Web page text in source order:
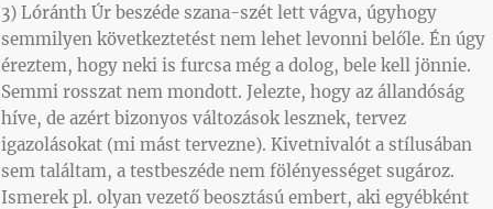
3) Lóránth Úr beszéde szana-szét lett vágva, úgyhogy
semmilyen következtetést nem lehet levonni belőle. Én úgy
éreztem, hogy neki is furcsa még a dolog, bele kell jönnie.
Semmi rosszat nem mondott. Jelezte, hogy az állandóság
híve, de azért bizonyos változások lesznek, tervez
igazolásokat (mi mást tervezne). Kivetnivalót a stílusában
sem találtam, a testbeszéde nem fölényességet sugároz.
Ismerek pl. olyan vezető beosztású embert, aki egyébként